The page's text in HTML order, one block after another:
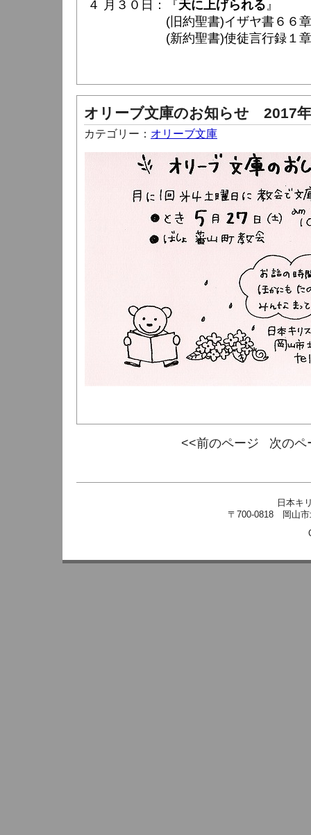
４ 月３０日：『天に上げられる』
(旧約聖書)イザヤ書６６章 1
(新約聖書)使徒言行録１章 6
オリーブ文庫のお知らせ 2017
カテゴリー： オリーブ文庫
<<前のページ 次のペ
日本キ
〒700-0818 岡山市